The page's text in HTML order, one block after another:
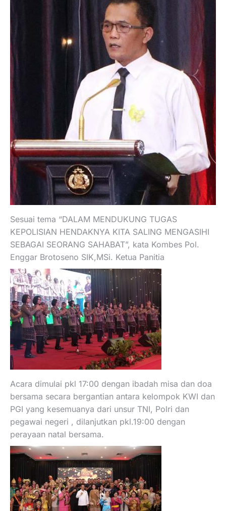
Sesuai tema “DALAM MENDUKUNG TUGAS
KEPOLISIAN HENDAKNYA KITA SALING MENGASIHI
SEBAGAI SEORANG SAHABAT”, kata Kombes Pol.
Enggar Brotoseno SIK,MSi. Ketua Panitia
Acara dimulai pkl 17:00 dengan ibadah misa dan doa
bersama secara bergantian antara kelompok KWI dan
PGI yang kesemuanya dari unsur TNI, Polri dan
pegawai negeri , dilanjutkan pkl.19:00 dengan
perayaan natal bersama.